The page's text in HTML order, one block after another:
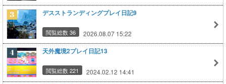
デスストランディングプレイ日記9
閲覧総数 36 2026.08.07 15:22
天外魔境2プレイ日記13
閲覧総数 221 2024.02.12 14:41